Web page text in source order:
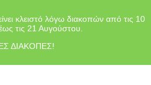
κλειστό λόγω διακοπών από τις 10
τις 21 Αυγούστου.
ΔΙΑΚΟΠΕΣ!